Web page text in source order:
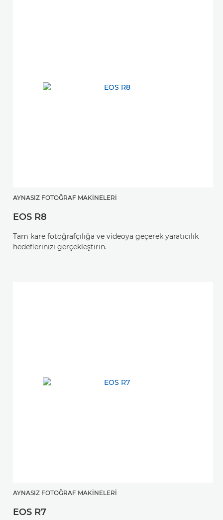
AYNASIZ FOTOĞRAF MAKINELERI
EOS R8
Tam kare fotoğrafçılığa ve videoya geçerek yaratıcılık
hedeflerinizi gerçekleştirin.
AYNASIZ FOTOĞRAF MAKINELERI
EOS R7